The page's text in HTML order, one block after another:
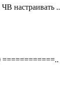
настраивать ..
============..